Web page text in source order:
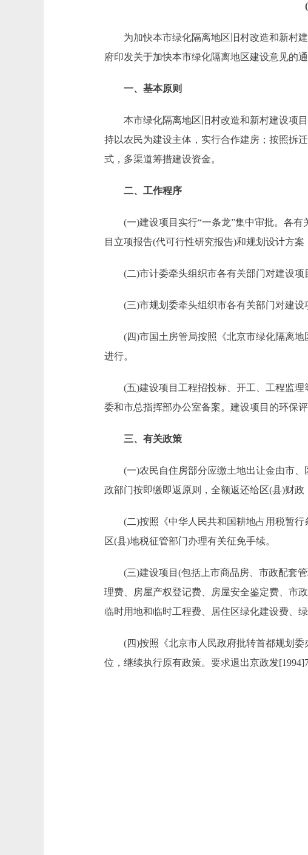
为加快本市绿化隔离地区旧村改造和新村建
府印发关于加快本市绿化隔离地区建设意见的
一、基本原则
本市绿化隔离地区旧村改造和新村建设项目(
持以农民为建设主体，实行合作建房；按照拆
式，多渠道筹措建设资金。
二、工作程序
(一)建设项目实行“一条龙”集中审批。各有
目立项报告(代可行性研究报告)和规划设计方
(二)市计委牵头组织市各有关部门对建设项
(三)市规划委牵头组织市各有关部门对建设
(四)市国土房管局按照《北京市绿化隔离地
进行。
(五)建设项目工程招投标、开工、工程监理
委和市总指挥部办公室备案。建设项目的环保
三、有关政策
(一)农民自住房部分应缴土地出让金由市、
政部门按即缴即返原则，全额返还给区(县)财
(二)按照《中华人民共和国耕地占用税暂行
区(县)地税征管部门办理有关征免手续。
(三)建设项目(包括上市商品房、市政配套管
理费、房屋产权登记费、房屋安全鉴定费、市
临时用地和临时工程费、居住区绿化建设费、
(四)按照《北京市人民政府批转首都规划委
位，继续执行原有政策。要求退出京政发